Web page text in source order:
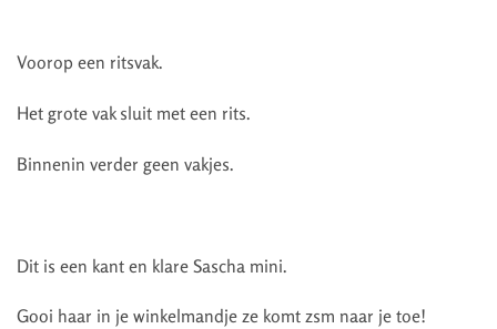
Voorop een ritsvak.
Het grote vak sluit met een rits.
Binnenin verder geen vakjes.
Dit is een kant en klare Sascha mini.
Gooi haar in je winkelmandje ze komt zsm naar je toe!